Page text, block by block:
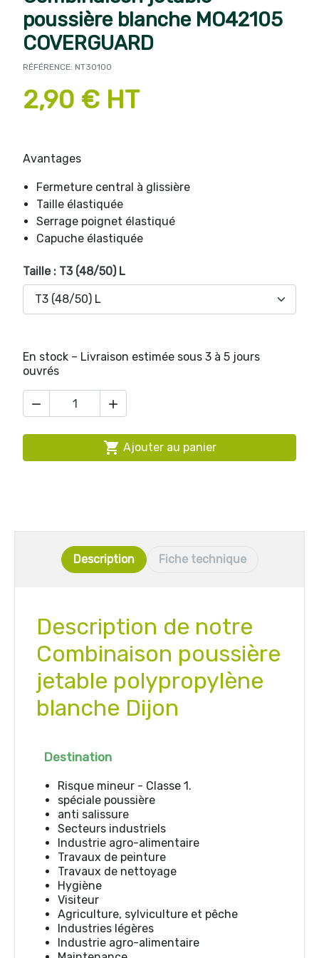
poussière blanche MO42105
COVERGUARD
RÉFÉRENCE: NT30100
2,90 € HT
Avantages
Fermeture central à glissière
Taille élastiquée
Serrage poignet élastiqué
Capuche élastiquée
Taille : T3 (48/50) L
En stock – Livraison estimée sous 3 à 5 jours
ouvrés
 
 Ajouter au panier
Description Fiche technique
Description de notre
Combinaison poussière
jetable polypropylène
blanche Dijon
Destination
Risque mineur - Classe 1.
spéciale poussière
anti salissure
Secteurs industriels
Industrie agro-alimentaire
Travaux de peinture
Travaux de nettoyage
Hygiène
Visiteur
Agriculture, sylviculture et pêche
Industries légères
Industrie agro-alimentaire